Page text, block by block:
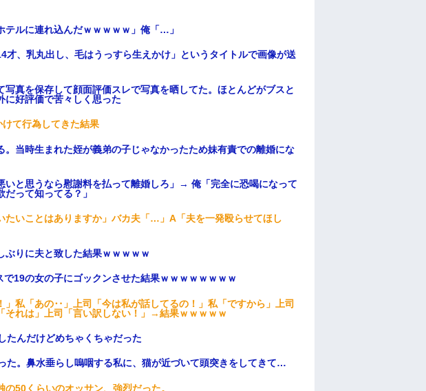
テルに連れ込んだｗｗｗｗｗ」俺「…」
才、乳丸出し、毛はうっすら生えかけ」というタイトルで画像が送
写真を保存して顔面評価スレで写真を晒してた。ほとんどがブスと
に好評価で苦々しく思った
て行為してきた結果
。当時生まれた姪が義弟の子じゃなかったため妹有責での離婚にな
いと思うなら慰謝料を払って離婚しろ」→ 俺「完全に恐喝になって
って知ってる？」
たいことはありますか」バカ夫「…」A「夫を一発殴らせてほし
ぶりに夫と致した結果ｗｗｗｗｗ
19の女の子にゴックンさせた結果ｗｗｗｗｗｗｗｗ
」私「あの‥」上司「今は私が話してるの！」私「ですから」上司
それは」上司「言い訳しない！」→結果ｗｗｗｗｗ
たんだけどめちゃくちゃだった
た。鼻水垂らし嗚咽する私に、猫が近づいて頭突きをしてきて…
50くらいのオッサン、強烈だった。